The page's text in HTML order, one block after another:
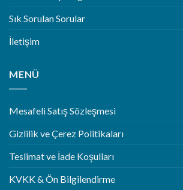
Sık Sorulan Sorular
İletişim
MENÜ
Mesafeli Satış Sözleşmesi
Gizlilik ve Çerez Politikaları
Teslimat ve İade Koşulları
KVKK & Ön Bilgilendirme